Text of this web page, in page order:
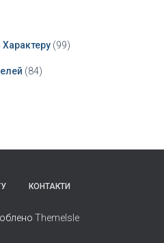
(99)
(84)
КОНТАКТИ
ThemeIsle